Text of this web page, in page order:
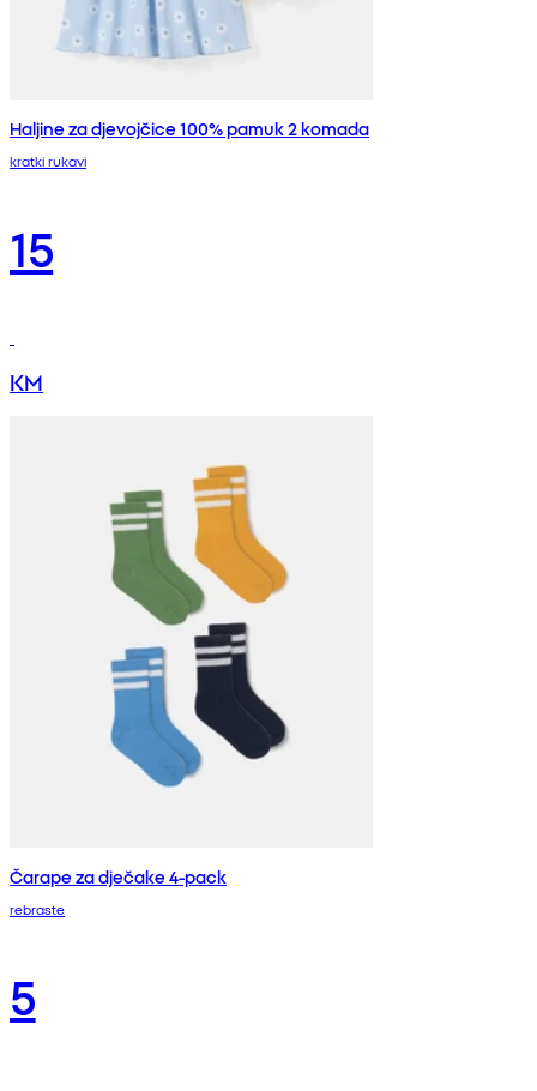
Haljine za djevojčice 100% pamuk 2 komada
kratki rukavi
15
KM
Čarape za dječake 4-pack
rebraste
5